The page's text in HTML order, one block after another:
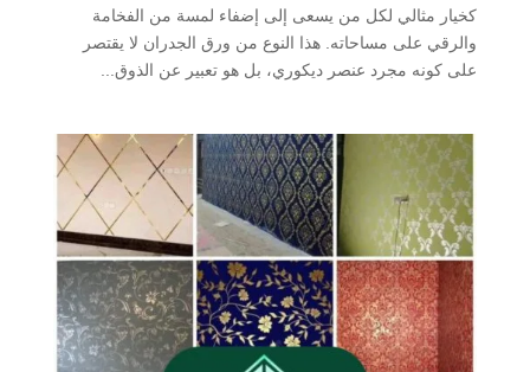
كخيار مثالي لكل من يسعى إلى إضفاء لمسة من الفخامة
والرقي على مساحاته. هذا النوع من ورق الجدران لا يقتصر
على كونه مجرد عنصر ديكوري، بل هو تعبير عن الذوق...